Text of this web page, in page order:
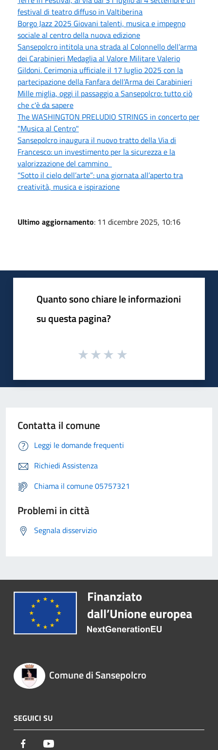
festival di teatro diffuso in Valtiberina
Borgo Jazz 2025 Giovani talenti, musica e impegno
sociale al centro della nuova edizione
Sansepolcro intitola una strada al Colonnello dell’arma
dei Carabinieri Medaglia al Valore Militare Valerio
Gildoni. Cerimonia ufficiale il 17 luglio 2025 con la
partecipazione della Fanfara dell’Arma dei Carabinieri
Mille miglia, oggi il passaggio a Sansepolcro: tutto ciò
che c'è da sapere
The WASHINGTON PRELUDIO STRINGS in concerto per
"Musica al Centro"
Sansepolcro inaugura il nuovo tratto della Via di
Francesco: un investimento per la sicurezza e la
valorizzazione del cammino
“Sotto il cielo dell’arte”: una giornata all’aperto tra
creatività, musica e ispirazione
Ultimo aggiornamento: 11 dicembre 2025, 10:16
Quanto sono chiare le informazioni
su questa pagina?
Contatta il comune
Leggi le domande frequenti
Richiedi Assistenza
Chiama il comune 05757321
Problemi in città
Segnala disservizio
Comune di Sansepolcro
SEGUICI SU
Facebook